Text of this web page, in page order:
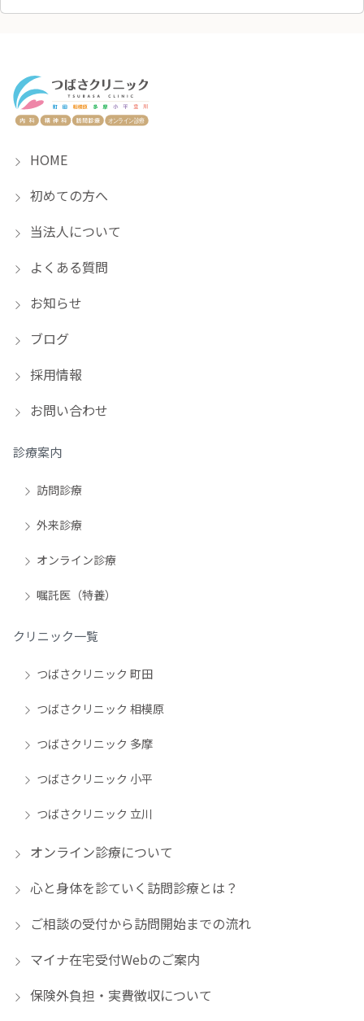
HOME
初めての方へ
当法人について
よくある質問
お知らせ
ブログ
採用情報
お問い合わせ
診療案内
訪問診療
外来診療
オンライン診療
嘱託医（特養）
クリニック一覧
つばさクリニック 町田
つばさクリニック 相模原
つばさクリニック 多摩
つばさクリニック 小平
つばさクリニック 立川
オンライン診療について
心と身体を診ていく訪問診療とは？
ご相談の受付から訪問開始までの流れ
マイナ在宅受付Webのご案内
保険外負担・実費徴収について